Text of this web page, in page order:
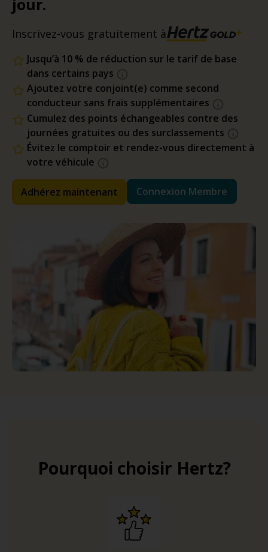
jour.
Inscrivez-vous gratuitement à
Jusqu’à 10 % de réduction sur le tarif de base
dans certains pays
Ajoutez votre conjoint(e) comme second
conducteur sans frais supplémentaires
Cumulez des points échangeables contre des
journées gratuites ou des surclassements
Évitez le comptoir et rendez-vous directement à
votre véhicule
Adhérez maintenant Connexion Membre
Pourquoi choisir Hertz?